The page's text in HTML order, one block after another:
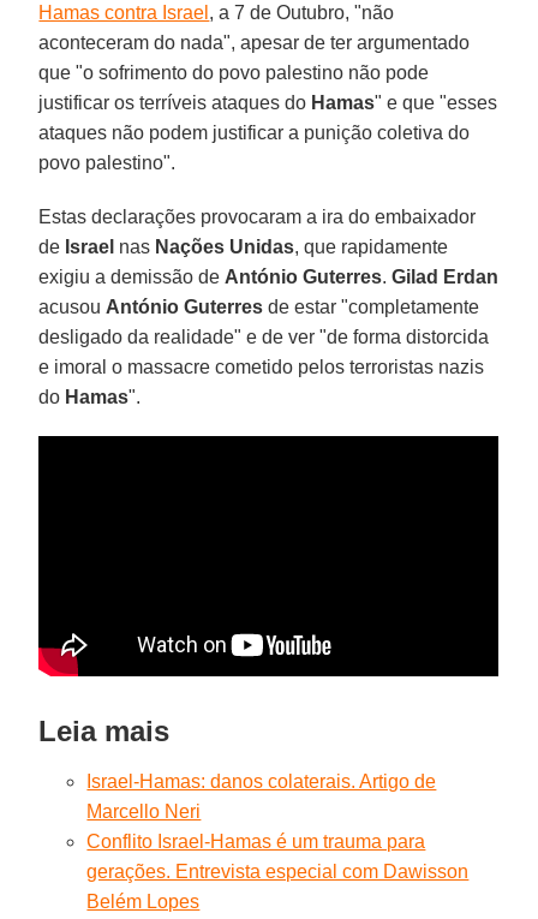
Hamas contra Israel , a 7 de Outubro, "não
aconteceram do nada", apesar de ter argumentado
que "o sofrimento do povo palestino não pode
justificar os terríveis ataques do Hamas" e que "esses
ataques não podem justificar a punição coletiva do
povo palestino".
Estas declarações provocaram a ira do embaixador
de Israel nas Nações Unidas, que rapidamente
exigiu a demissão de António Guterres. Gilad Erdan
acusou António Guterres de estar "completamente
desligado da realidade" e de ver "de forma distorcida
e imoral o massacre cometido pelos terroristas nazis
do Hamas".
Leia mais
Israel-Hamas: danos colaterais. Artigo de
Marcello Neri
Conflito Israel-Hamas é um trauma para
gerações. Entrevista especial com Dawisson
Belém Lopes